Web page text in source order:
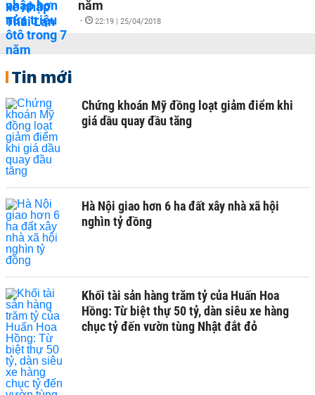
năm
- 22:19 | 25/04/2018
Tin mới
Chứng khoán Mỹ đồng loạt giảm điểm khi
giá dầu quay đầu tăng
Hà Nội giao hơn 6 ha đất xây nhà xã hội
nghìn tỷ đồng
Khối tài sản hàng trăm tỷ của Huấn Hoa
Hồng: Từ biệt thự 50 tỷ, dàn siêu xe hàng
chục tỷ đến vườn tùng Nhật đắt đỏ